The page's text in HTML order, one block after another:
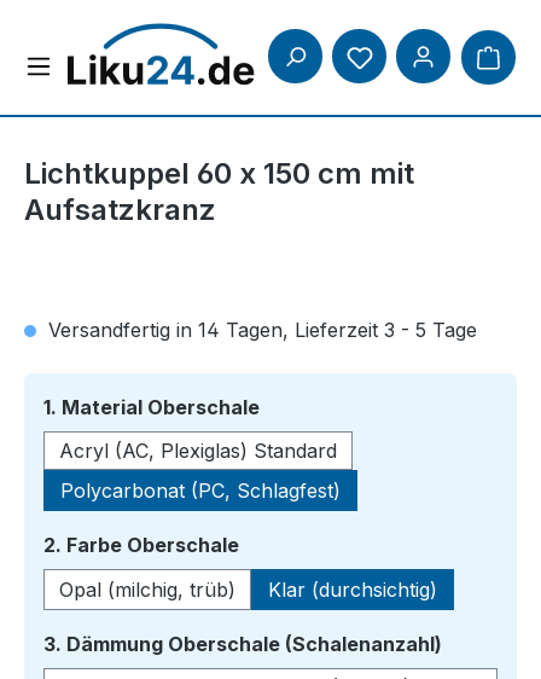
Zum Hauptinhalt springen
Lichtkuppel 60 x 150 cm mit
Aufsatzkranz
Versandfertig in 14 Tagen, Lieferzeit 3 - 5 Tage
1. Material Oberschaleauswählen
Acryl (AC, Plexiglas) Standard
Polycarbonat (PC, Schlagfest)
2. Farbe Oberschaleauswählen
Opal (milchig, trüb)
Klar (durchsichtig)
3. Dämmung Oberschale (Schalenanzahl)